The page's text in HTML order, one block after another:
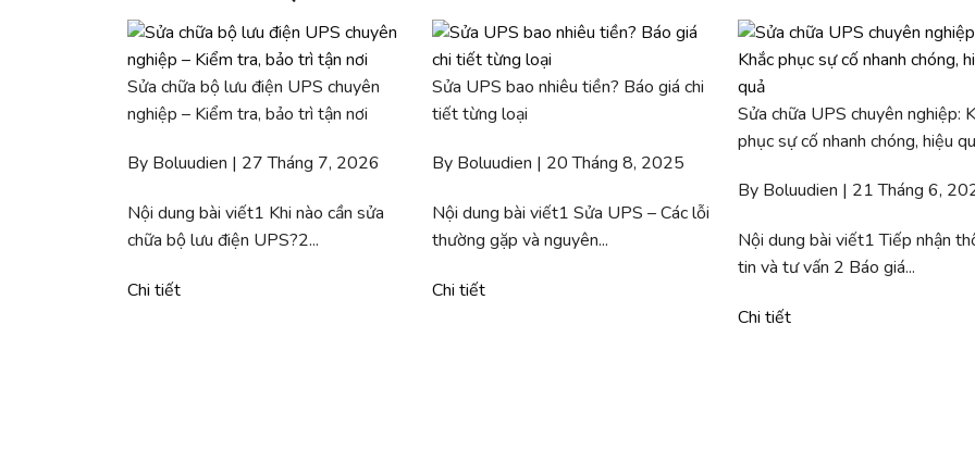
Sửa chữa bộ lưu điện UPS chuyên
nghiệp – Kiểm tra, bảo trì tận nơi
By Boluudien | 27 Tháng 7, 2026
Nội dung bài viết1 Khi nào cần sửa
chữa bộ lưu điện UPS?2...
Chi tiết
Sửa UPS bao nhiêu tiền? Báo giá chi
tiết từng loại
By Boluudien | 20 Tháng 8, 2025
Nội dung bài viết1 Sửa UPS – Các lỗi
thường gặp và nguyên...
Chi tiết
Sửa chữa UPS chuyên nghiệp:
phục sự cố nhanh chóng, hiệu
By Boluudien | 21 Tháng 6,
Nội dung bài viết1 Tiếp nhận
tin và tư vấn 2 Báo giá...
Chi tiết